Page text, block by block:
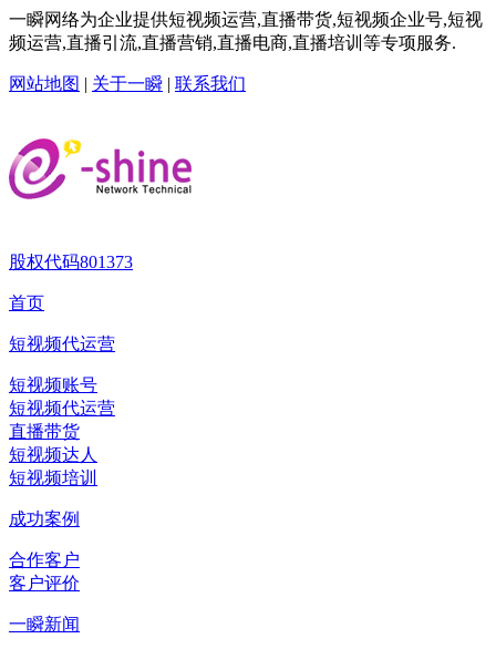
一瞬网络为企业提供短视频运营,直播带货,短视频企业号,短视
频运营,直播引流,直播营销,直播电商,直播培训等专项服务.
网站地图 | 关于一瞬 | 联系我们
股权代码801373
首页
短视频代运营
短视频账号
短视频代运营
直播带货
短视频达人
短视频培训
成功案例
合作客户
客户评价
一瞬新闻